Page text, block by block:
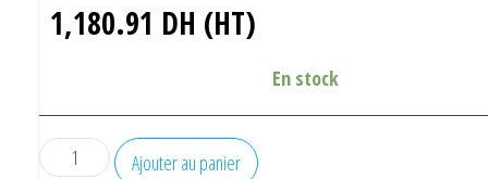
1,180.91 DH (HT)
En stock
quantité
Ajouter au panier